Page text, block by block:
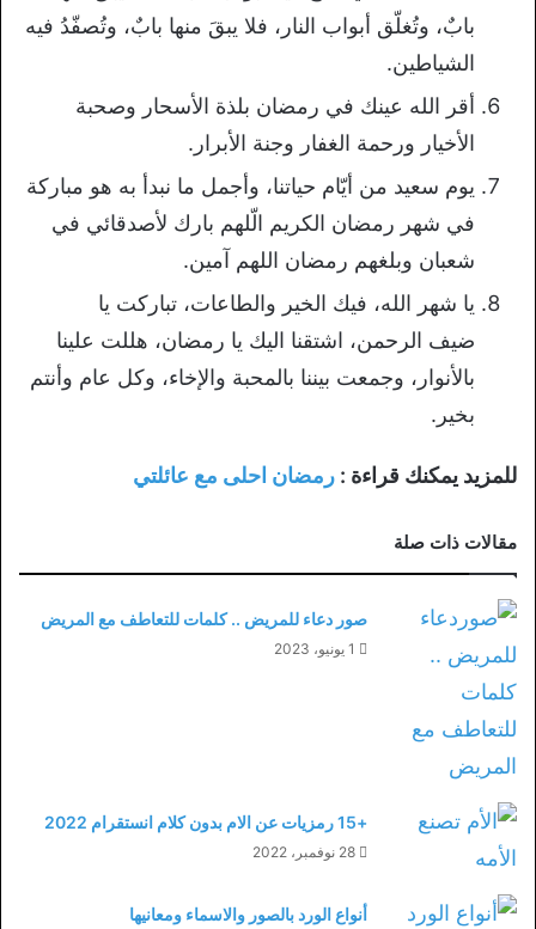
بابٌ، وتُغلّق أبواب النار، فلا يبقَ منها بابٌ، وتُصفّدُ فيه
الشياطين.
أقر الله عينك في رمضان بلذة الأسحار وصحبة
الأخيار ورحمة الغفار وجنة الأبرار.
يوم سعيد من أيّام حياتنا، وأجمل ما نبدأ به هو مباركة
في شهر رمضان الكريم الّلهم بارك لأصدقائي في
شعبان وبلغهم رمضان اللهم آمين.
يا شهر الله، فيك الخير والطاعات، تباركت يا
ضيف الرحمن، اشتقنا اليك يا رمضان، هللت علينا
بالأنوار، وجمعت بيننا بالمحبة والإخاء، وكل عام وأنتم
بخير.
للمزيد يمكنك قراءة : رمضان احلى مع عائلتي
مقالات ذات صلة
صور دعاء للمريض .. كلمات للتعاطف مع المريض
1 يونيو، 2023
+15 رمزيات عن الام بدون كلام انستقرام 2022
28 نوفمبر، 2022
أنواع الورد بالصور والاسماء ومعانيها